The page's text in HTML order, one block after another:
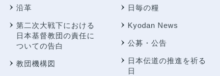
沿革
第二次大戦下における
日本基督教団の責任に
ついての告白
教団機構図
日毎の糧
Kyodan News
公募・公告
日本伝道の推進を祈る
日